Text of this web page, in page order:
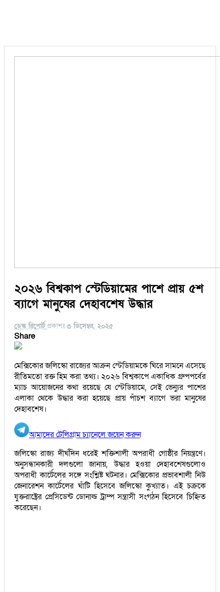
২০২৬ বিশ্বকাপ স্টেডিয়ামের পাশে প্রায় ৫শ
ব্যাগে মানুষের দেহাবশেষ উদ্ধার
ডেস্ক রিপোর্ট প্রকাশঃ ৩ ডিসেম্বর, ২০২৫
Share
মেক্সিকোর জলিস্কো রাজ্যের আক্রন স্টেডিয়ামকে ঘিরে সামনে এসেছে
রীতিমতো রক্ত হিম করা তথ্য। ২০২৬ বিশ্বকাপে একাধিক গ্রুপপর্বের
ম্যাচ আয়োজনের কথা রয়েছে যে স্টেডিয়ামে, সেই ভেন্যুর পাশের
এলাকা থেকে উদ্ধার করা হয়েছে প্রায় পাঁচশ ব্যাগে ভরা মানুষের
দেহাবশেষ।
আমাদের টেলিগ্রাম চ্যানেলে জয়েন করুন
জলিস্কো রাজ্য দীর্ঘদিন ধরেই শক্তিশালী অপরাধী গোষ্ঠীর নিয়ন্ত্রণে।
অনুসন্ধানকারী দলগুলো জানায়, উদ্ধার হওয়া দেহাবশেষগুলোও
অপরাধী কার্টেলের সঙ্গে সংশ্লিষ্ট ঘটনার। মেক্সিকোর প্রভাবশালী নিউ
জেনারেশন কার্টেলের ঘাঁটি হিসেবে জলিস্কো কুখ্যাত। এই চক্রকে
যুক্তরাষ্ট্রের প্রেসিডেন্ট ডোনাল্ড ট্রাম্প সন্ত্রাসী সংগঠন হিসেবে চিহ্নিত
করেছেন।